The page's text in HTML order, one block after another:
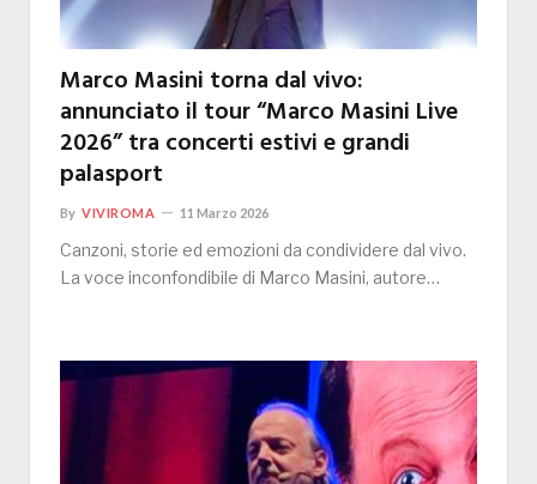
Marco Masini torna dal vivo:
annunciato il tour “Marco Masini Live
2026” tra concerti estivi e grandi
palasport
By VIVIROMA 11 Marzo 2026
Canzoni, storie ed emozioni da condividere dal vivo.
La voce inconfondibile di Marco Masini, autore…